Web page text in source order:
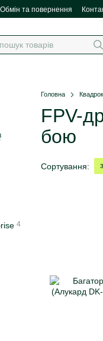
Обмін та повернення
Головна
FPV-
бою
Сортування:
4